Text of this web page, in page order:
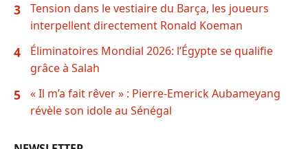
3
Tension dans le vestiaire du Barça, les joueurs
interpellent directement Ronald Koeman
4
Éliminatoires Mondial 2026: l’Égypte se qualifie
grâce à Salah
5
« Il m’a fait rêver » : Pierre-Emerick Aubameyang
révèle son idole au Sénégal